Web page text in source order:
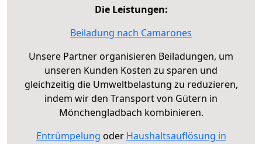
Die Leistungen:
Beiladung nach Camarones
Unsere Partner organisieren Beiladungen, um
unseren Kunden Kosten zu sparen und
gleichzeitig die Umweltbelastung zu reduzieren,
indem wir den Transport von Gütern in
Mönchengladbach kombinieren.
Entrümpelung oder Haushaltsauflösung in